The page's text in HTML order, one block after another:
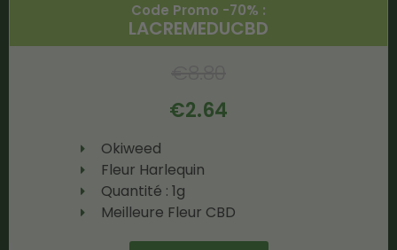
Code Promo -70% :
LACREMEDUCBD
€2.64
Okiweed
Fleur Harlequin
Quantité : 1g
Meilleure Fleur CBD